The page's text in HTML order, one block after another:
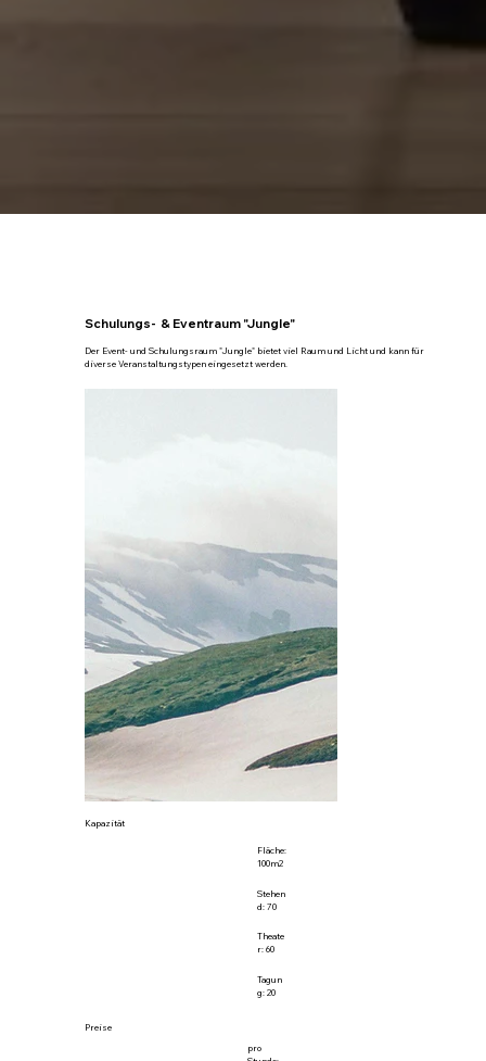
Schulungs- & Eventraum "Jungle"
Der Event- und Schulungsraum "Jungle" bietet viel Raum und Licht und kann für
diverse Veranstaltungstypen eingesetzt werden.
Kapazität
Fläche:
100m2
Stehen
d: 70
Theate
r: 60
Tagun
g: 20
Preise
pro